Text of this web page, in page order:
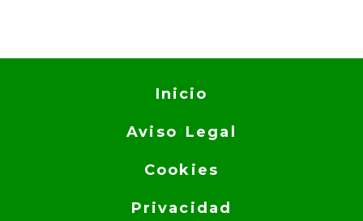
Inicio
Aviso Legal
Cookies
Privacidad